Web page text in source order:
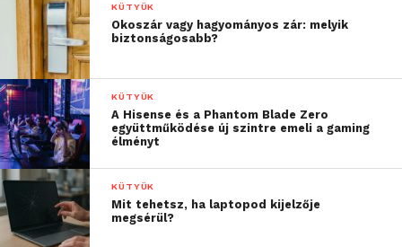
KÜTYÜK
Okoszár vagy hagyományos zár: melyik
biztonságosabb?
KÜTYÜK
A Hisense és a Phantom Blade Zero
együttműködése új szintre emeli a gaming
élményt
KÜTYÜK
Mit tehetsz, ha laptopod kijelzője
megsérül?